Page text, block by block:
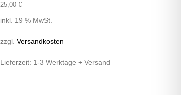
25,00 €
inkl. 19 % MwSt.
zzgl. Versandkosten
Lieferzeit: 1-3 Werktage + Versand